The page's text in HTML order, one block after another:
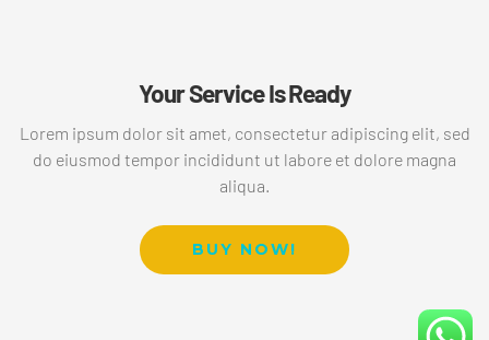
Your Service Is Ready
Lorem ipsum dolor sit amet, consectetur adipiscing elit, sed
do eiusmod tempor incididunt ut labore et dolore magna
aliqua.
BUY NOW!